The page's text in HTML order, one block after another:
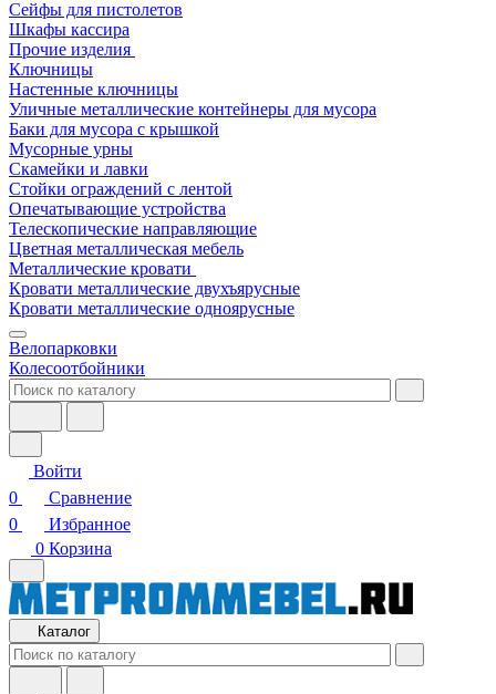
Сейфы для пистолетов
Шкафы кассира
Прочие изделия
Ключницы
Настенные ключницы
Уличные металлические контейнеры для мусора
Баки для мусора с крышкой
Мусорные урны
Скамейки и лавки
Стойки ограждений с лентой
Опечатывающие устройства
Телескопические направляющие
Цветная металлическая мебель
Металлические кровати
Кровати металлические двухъярусные
Кровати металлические одноярусные
Велопарковки
Колесоотбойники
Войти
0
Сравнение
0
Избранное
0 Корзина
Каталог